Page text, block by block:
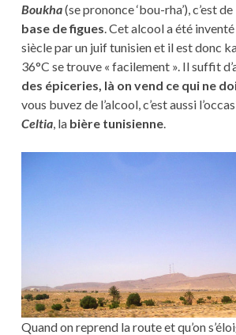
Boukha(se prononce ‘bou-rha’), c’est de
base de figues . Cet alcool a été
siècle par un juif tunisien et il est donc
36°C se trouve « facilement ». Il suffit
des épiceries, là on vend ce qui ne
vous buvez de l’alcool, c’est aussi
Celtia, la bière tunisienne.
Quand on reprend la route et qu’on